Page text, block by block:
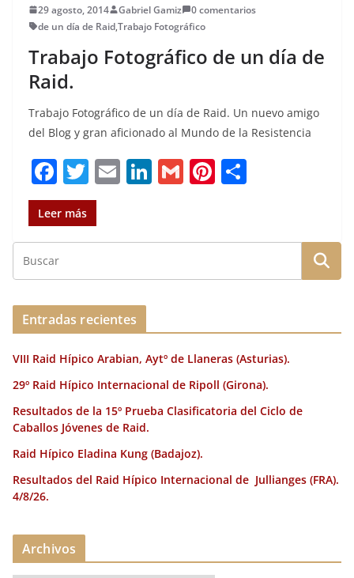
29 agosto, 2014 Gabriel Gamiz
0 comentarios
de un día de Raid,Trabajo Fotográfico
Trabajo Fotográfico de un día de
Raid.
Trabajo Fotográfico de un día de Raid. Un nuevo amigo
del Blog y gran aficionado al Mundo de la Resistencia
F
a
c
e
b
o
o
k
T
w
it
te
r
E
l
Li
e
dI
G
l
Pi
re
st
p
a
ir
Leer más
Entradas recientes
VIII Raid Hípico Arabian, Aytº de Llaneras (Asturias).
29º Raid Hípico Internacional de Ripoll (Girona).
Resultados de la 15º Prueba Clasificatoria del Ciclo de
Caballos Jóvenes de Raid.
Raid Hípico Eladina Kung (Badajoz).
Resultados del Raid Hípico Internacional de Jullianges (FRA).
4/8/26.
Archivos